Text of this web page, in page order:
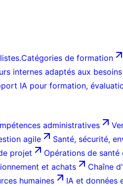
Catégories de formation
internes adaptés aux
IA pour formation,
administratives
agile Santé, sécurité,
projet Opérations de
et achats Chaîne
humaines IA et données